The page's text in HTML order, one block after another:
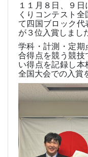
１１月８日、９
くりコンテスト
て四国ブロック
が３位入賞しまし
学科・計測・定期
合得点を競う競技
い得点を記録し本
全国大会での入賞